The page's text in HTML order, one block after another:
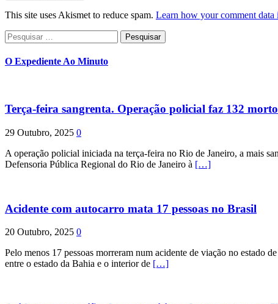
This site uses Akismet to reduce spam. Learn how your comment data
Pesquisar
por:
O Expediente Ao Minuto
Terça-feira sangrenta. Operação policial faz 132
29 Outubro, 2025 0
A operação policial iniciada na terça-feira no Rio de Janeiro, a mais
Defensoria Pública Regional do Rio de Janeiro à […]
Acidente com autocarro mata 17 pessoas no Brasil
20 Outubro, 2025 0
Pelo menos 17 pessoas morreram num acidente de viação no estado
entre o estado da Bahia e o interior de […]